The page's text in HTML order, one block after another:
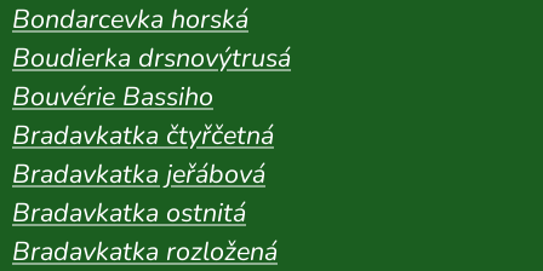
Bondarcevka horská
Boudierka drsnovýtrusá
Bouvérie Bassiho
Bradavkatka čtyřčetná
Bradavkatka jeřábová
Bradavkatka ostnitá
Bradavkatka rozložená